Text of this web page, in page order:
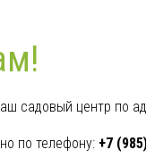
садовый центр по
по телефону: +7